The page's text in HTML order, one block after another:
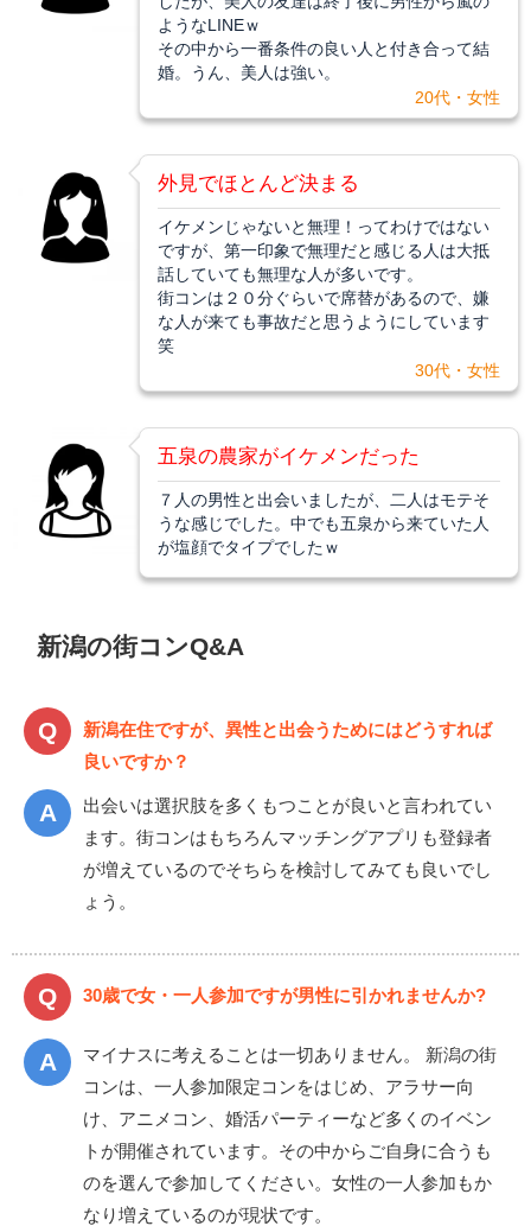
ようなLINEｗ
その中から一番条件の良い人と付き合って結
婚。うん、美人は強い。
20代・女性
外見でほとんど決まる
イケメンじゃないと無理！ってわけではない
ですが、第一印象で無理だと感じる人は大抵
話していても無理な人が多いです。
街コンは２０分ぐらいで席替があるので、嫌
な人が来ても事故だと思うようにしています
笑
30代・女性
五泉の農家がイケメンだった
７人の男性と出会いましたが、二人はモテそ
うな感じでした。中でも五泉から来ていた人
が塩顔でタイプでしたｗ
新潟の街コンQ&A
新潟在住ですが、異性と出会うためにはどうすれば
良いですか？
出会いは選択肢を多くもつことが良いと言われてい
ます。街コンはもちろんマッチングアプリも登録者
が増えているのでそちらを検討してみても良いでし
ょう。
30歳で女・一人参加ですが男性に引かれませんか?
マイナスに考えることは一切ありません。 新潟の街
コンは、一人参加限定コンをはじめ、アラサー向
け、アニメコン、婚活パーティーなど多くのイベン
トが開催されています。その中からご自身に合うも
のを選んで参加してください。女性の一人参加もか
なり増えているのが現状です。